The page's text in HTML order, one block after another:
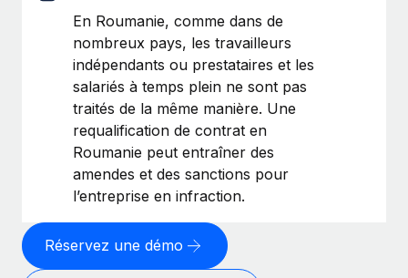
En Roumanie, comme dans de
nombreux pays, les travailleurs
indépendants ou prestataires et les
salariés à temps plein ne sont pas
traités de la même manière. Une
requalification de contrat en
Roumanie peut entraîner des
amendes et des sanctions pour
l’entreprise en infraction.
Réservez une démo